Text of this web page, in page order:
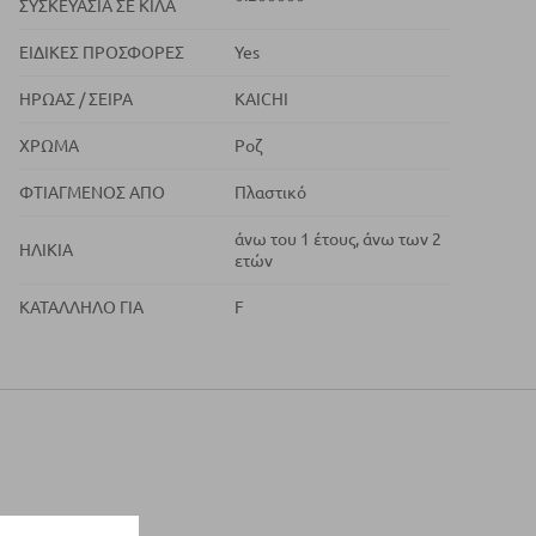
ΣΥΣΚΕΥΑΣΊΑ ΣΕ ΚΙΛΆ
ΕΙΔΙΚΈΣ ΠΡΟΣΦΟΡΈΣ Yes
ΉΡΩΑΣ / ΣΕΙΡΆ KAICHI
ΧΡΏΜΑ Ροζ
ΦΤΙΑΓΜΈΝΟΣ ΑΠΌ Πλαστικό
ΗΛΙΚΊΑ
άνω του 1 έτους, άνω των 2
ετών
ΚΑΤΆΛΛΗΛΟ ΓΙΑ F